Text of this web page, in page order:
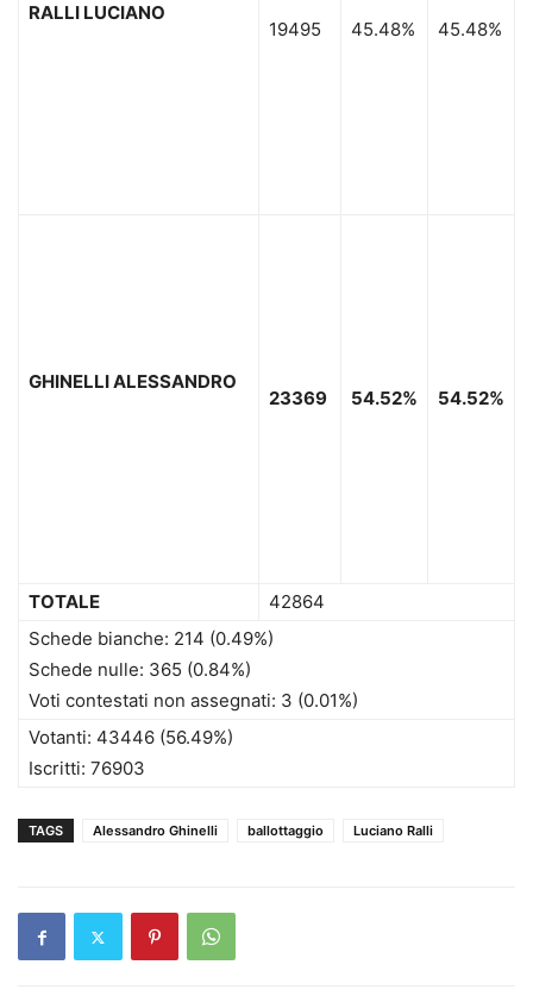
RALLI LUCIANO
19495 45.48% 45.48%
GHINELLI ALESSANDRO
23369 54.52% 54.52%
TOTALE
42864
Schede bianche: 214 (0.49%)
Schede nulle: 365 (0.84%)
Voti contestati non assegnati: 3 (0.01%)
Votanti: 43446 (56.49%)
Iscritti: 76903
TAGS Alessandro Ghinelli ballottaggio Luciano Ralli